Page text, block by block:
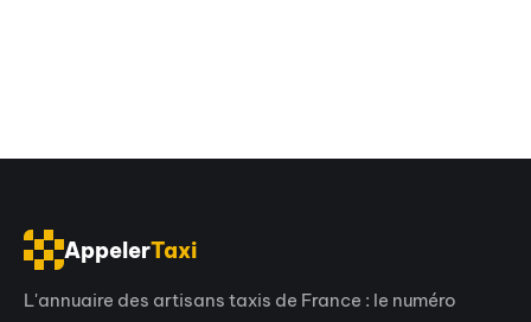
AppelerTaxi
L'annuaire des artisans taxis de France : le numéro